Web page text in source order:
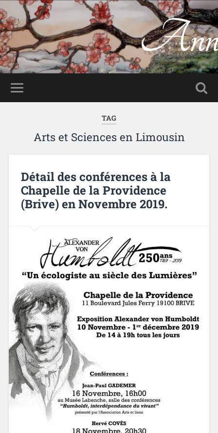
Anne-Lan.com
Peinture sur soie
TAG
Arts et Sciences en Limousin
Détail des conférences à la
Chapelle de la Providence
(Brive) en Novembre 2019.